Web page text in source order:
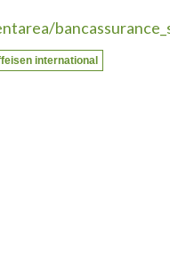
international